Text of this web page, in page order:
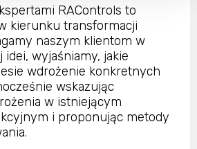
RAControls to
kierunku transformacji
naszym klientom w
wyjaśniamy, jakie
wdrożenie konkretnych
wskazując
w istniejącym
i proponując metody